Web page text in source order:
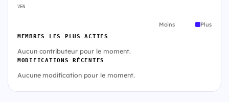
VEN
Moins Plus
MEMBRES LES PLUS ACTIFS
Aucun contributeur pour le moment.
MODIFICATIONS RÉCENTES
Aucune modification pour le moment.